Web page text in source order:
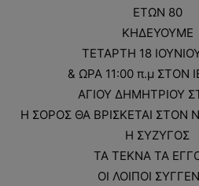
ΕΤΩΝ 80
ΚΗΔΕΥΟΥΜΕ
ΤΕΤΑΡΤΗ 18
& ΩΡΑ 11:00 π.μ ΣΤΟΝ
ΑΓΙΟΥ ΔΗΜΗΤΡΙΟΥ
Η ΣΟΡΟΣ ΘΑ ΒΡΙΣΚΕΤΑΙ ΣΤΟΝ
Η ΣΥΖΥΓΟΣ
ΤΑ ΤΕΚΝΑ ΤΑ
ΟΙ ΛΟΙΠΟΙ